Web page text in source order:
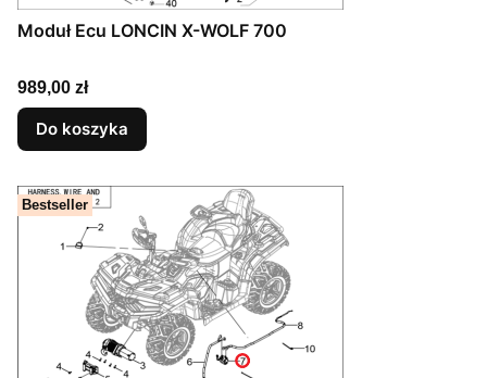
Moduł Ecu LONCIN X-WOLF 700
Cena
989,00 zł
Do koszyka
Bestseller